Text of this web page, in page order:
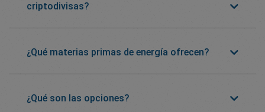
criptodivisas?
¿Qué materias primas de energía ofrecen?
¿Qué son las opciones?